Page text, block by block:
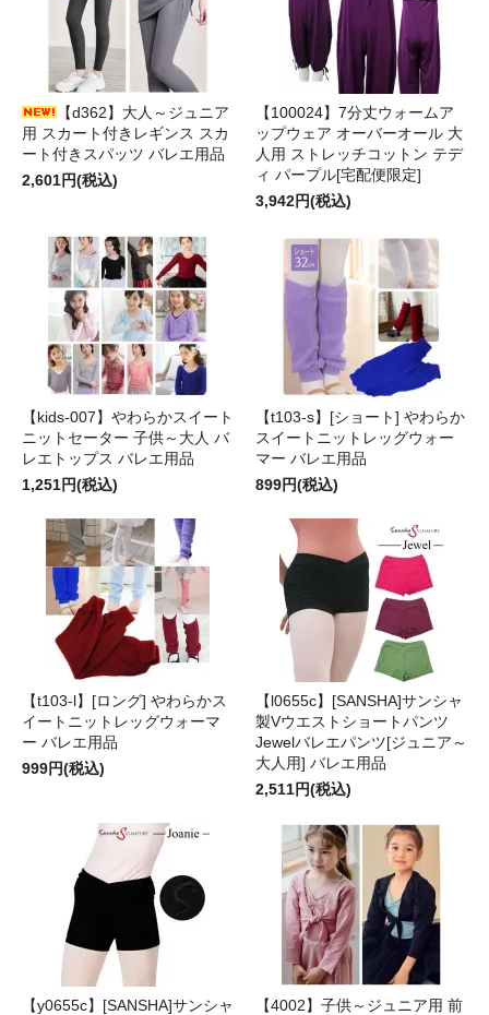
【d362】大人～ジュニア
用 スカート付きレギンス スカ
ート付きスパッツ バレエ用品
2,601円(税込)
【100024】7分丈ウォームア
ップウェア オーバーオール 大
人用 ストレッチコットン テデ
ィ パープル[宅配便限定]
3,942円(税込)
【kids-007】やわらかスイート
ニットセーター 子供～大人 バ
レエトップス バレエ用品
1,251円(税込)
【t103-s】[ショート] やわらか
スイートニットレッグウォー
マー バレエ用品
899円(税込)
【t103-l】[ロング] やわらかス
イートニットレッグウォーマ
ー バレエ用品
999円(税込)
【l0655c】[SANSHA]サンシャ
製Vウエストショートパンツ
Jewelバレエパンツ[ジュニア～
大人用] バレエ用品
2,511円(税込)
【y0655c】[SANSHA]サンシャ
【4002】子供～ジュニア用 前